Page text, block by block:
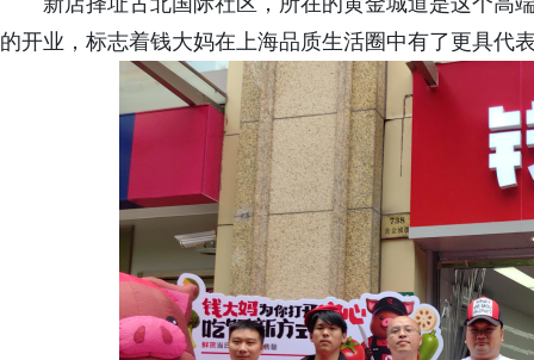
的开业，标志着钱大妈在上海品质生活圈中有了更具代